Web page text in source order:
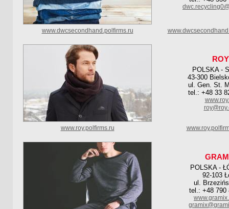
www.dwcsecondhand.polfirms.ru
ROY
POLSKA -
43-300
ul. Gen. St.
tel.: +48 33
www.roy.polfirms.ru
POLSKA -
92-103
ul.
tel.: +48 790